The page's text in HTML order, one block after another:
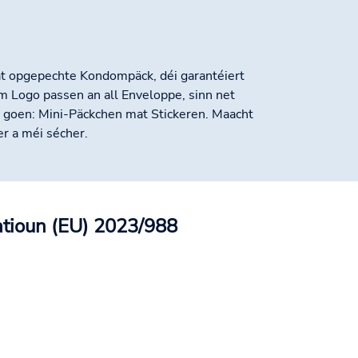
Kondompäck, déi garantéiert
Logo passen an all Enveloppe, sinn net
Mini-Päckchen mat Stickeren. Maacht
a méi sécher.
(EU) 2023/988